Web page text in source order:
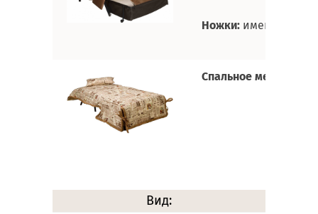
Ножки: имеют
Спальное место:
Вид: